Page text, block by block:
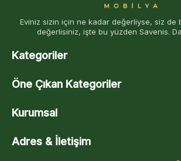
Eviniz sizin için ne kadar değerliyse, siz de
değerlisiniz, işte bu yüzden Savenis.
Kategoriler
Öne Çıkan Kategoriler
Kurumsal
Adres & İletişim